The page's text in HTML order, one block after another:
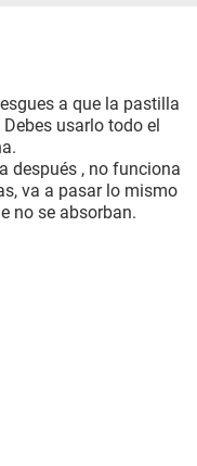
a que la pastilla
Debes usarlo todo el
después , no funciona
va a pasar lo mismo
no se absorban.